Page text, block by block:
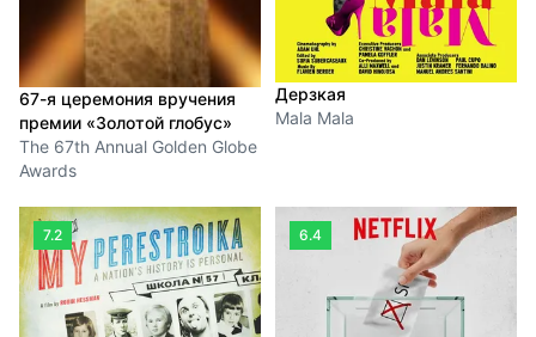
67-я церемония вручения
премии «Золотой глобус»
The 67th Annual Golden Globe
Awards
Дерзкая
Mala Mala
7.2 6.4